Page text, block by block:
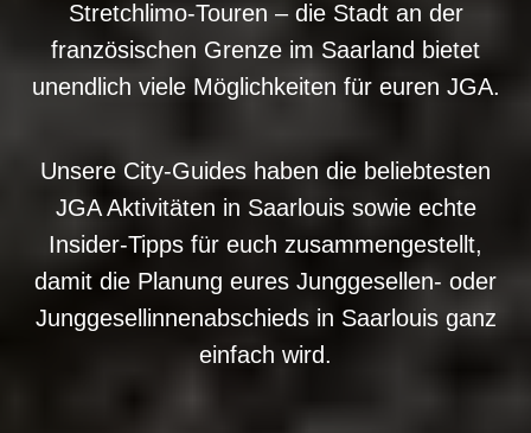
Stretchlimo-Touren – die Stadt an der
französischen Grenze im Saarland bietet
unendlich viele Möglichkeiten für euren JGA.
Unsere City-Guides haben die beliebtesten
JGA Aktivitäten in Saarlouis sowie echte
Insider-Tipps für euch zusammengestellt,
damit die Planung eures Junggesellen- oder
Junggesellinnenabschieds in Saarlouis ganz
einfach wird.